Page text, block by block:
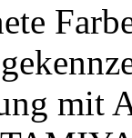
mit